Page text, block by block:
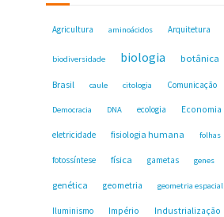
Agricultura aminoácidos Arquitetura
biodiversidade biologia botânica
Brasil caule citologia Comunicação
Democracia DNA ecologia Economia
eletricidade fisiologia humana folhas
fotossíntese física gametas genes
genética geometria geometria espacial
Iluminismo Império Industrialização